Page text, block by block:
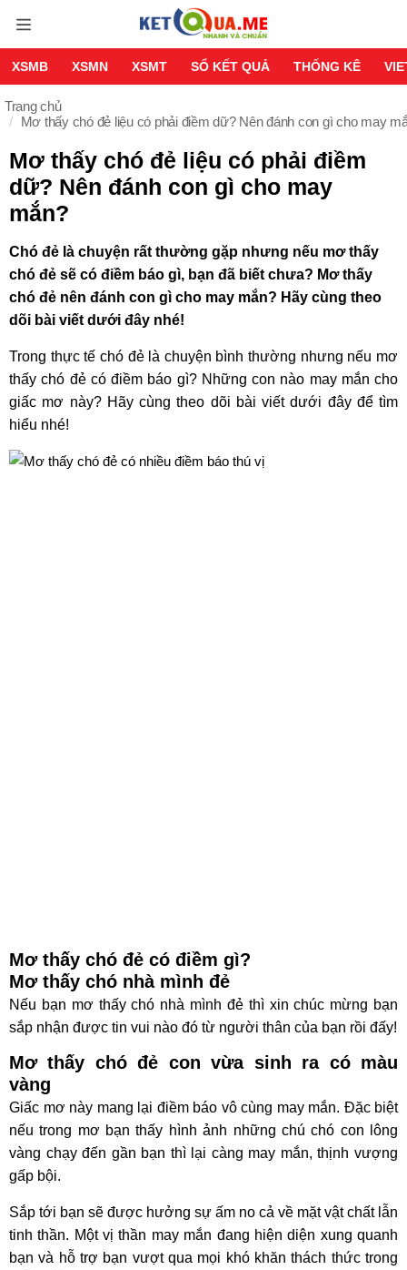
XSMB XSMN XSMT SỔ KẾT QUẢ THỐNG KÊ
Trang chủ
Mơ thấy chó đẻ liệu có phải điềm dữ? Nên đánh con gì cho may
Mơ thấy chó đẻ liệu có phải điềm
dữ? Nên đánh con gì cho may
mắn?
Chó đẻ là chuyện rất thường gặp nhưng nếu mơ thấy
chó đẻ sẽ có điềm báo gì, bạn đã biết chưa? Mơ thấy
chó đẻ nên đánh con gì cho may mắn? Hãy cùng theo
dõi bài viết dưới đây nhé!
Trong thực tế chó đẻ là chuyện bình thường nhưng nếu mơ
thấy chó đẻ có điềm báo gì? Những con nào may mắn cho
giấc mơ này? Hãy cùng theo dõi bài viết dưới đây để tìm
hiểu nhé!
Mơ thấy chó đẻ có điềm gì?
Mơ thấy chó nhà mình đẻ
Nếu bạn mơ thấy chó nhà mình đẻ thì xin chúc mừng bạn
sắp nhận được tin vui nào đó từ người thân của bạn rồi đấy!
Mơ thấy chó đẻ con vừa sinh ra có màu
vàng
Giấc mơ này mang lại điềm báo vô cùng may mắn. Đặc biệt
nếu trong mơ bạn thấy hình ảnh những chú chó con lông
vàng chạy đến gần bạn thì lại càng may mắn, thịnh vượng
gấp bội.
Sắp tới bạn sẽ được hưởng sự ấm no cả về mặt vật chất lẫn
tinh thần. Một vị thần may mắn đang hiện diện xung quanh
bạn và hỗ trợ bạn vượt qua mọi khó khăn thách thức trong